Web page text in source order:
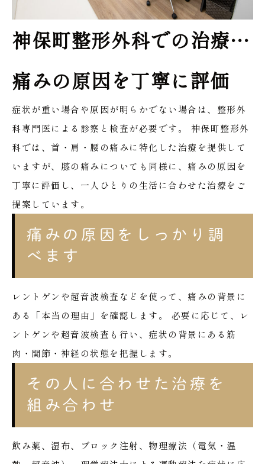
神保町整形外科での治療…
痛みの原因を丁寧に評価
症状が重い場合や原因が明らかでない場合は、整形外
科専門医による診察と検査が必要です。
神保町整形外
科では、首・肩・腰の痛みに特化した治療を提供して
いますが、膝の痛みについても同様に、痛みの原因を
丁寧に評価し、一人ひとりの生活に合わせた治療をご
提案しています。
痛みの原因をしっかり調
べます
レントゲンや超音波検査などを使って、痛みの背景に
ある「本当の理由」を確認します。
必要に応じて、レ
ントゲンや超音波検査も行い、症状の背景にある筋
肉・関節・神経の状態を把握します。
その人に合わせた治療を
組み合わせ
飲み薬、湿布、ブロック注射、物理療法（電気・温